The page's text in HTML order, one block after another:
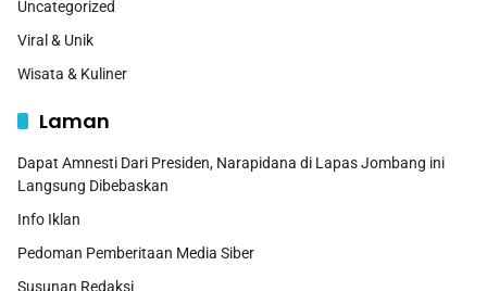
Uncategorized
Viral & Unik
Wisata & Kuliner
Laman
Dapat Amnesti Dari Presiden, Narapidana di Lapas Jombang ini
Langsung Dibebaskan
Info Iklan
Pedoman Pemberitaan Media Siber
Susunan Redaksi